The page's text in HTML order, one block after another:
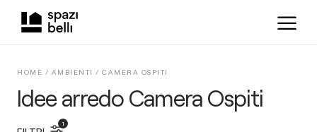
Idee arredo Camera Ospiti
HOME / AMBIENTI / CAMERA OSPITI
1